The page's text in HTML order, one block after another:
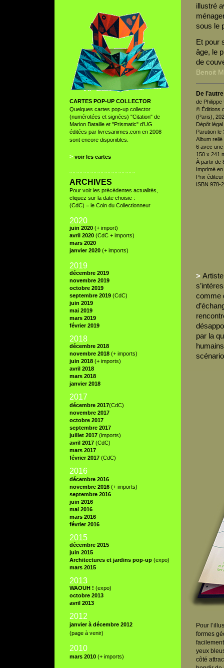
CARTES POP-UP COLLECTOR
Quelques cartes pop-up collector
(numérotées et signées) "Citation" de
Marion Bataille et "Prismatic" d’UG
éditées par livresanimes.com en 2008
sont encore disponibles.
>voir les cartes
° ° ° ° ° ° ° ° ° ° ° ° ° ° ° ° ° ° °
ARCHIVES
Pour voir les précédentes actualités,
cliquez sur la date choisie :
(CdC) = le Coin du Collectionneur
2020
juin 2020 (+ import)
avril 2020(CdC + imports)
mars 2020
janvier 2020(+ imports)
2019
décembre 2019
novembre 2019
octobre 2019
septembre 2019(CdC)
juin 2019
mai 2019
mars 2019
février 2019
2018
décembre 2018
novembre 2018(+ imports)
juin 2018(+ imports)
avril 2018
mars 2018
janvier 2018
2017
décembre 2017(CdC)
novembre 2017
octobre 2017
septembre 2017
juillet 2017 (imports)
avril 2017(CdC)
mars 2017
février 2017 (CdC)
2016
décembre 2016
novembre 2016(+ imports)
septembre 2016
juin 2016
mai 2016
mars 2016
février 2016
2015
décembre 2015
juin 2015
Architectures et jardins pop-up(expo)
mars 2015
2013
WAOUH ! (expo)
octobre 2013
avril 2013
2012
janvier à décembre 2012
(page à venir)
2010
mars 2010 (+ imports)
illustré
sous le
Et pour
âge, le
de
Benoit
De
de Philippe
© Éditions
(Paris),
Dépôt
Parution le
Album
6 avec
150 x 241
À partir de
Imprimé
Prix
ISBN 978-
>
comme
par la
Pour
formes
yeux
côté